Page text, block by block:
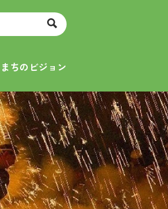
まちのビジョン